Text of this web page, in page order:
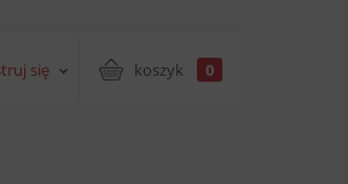
się koszyk 0